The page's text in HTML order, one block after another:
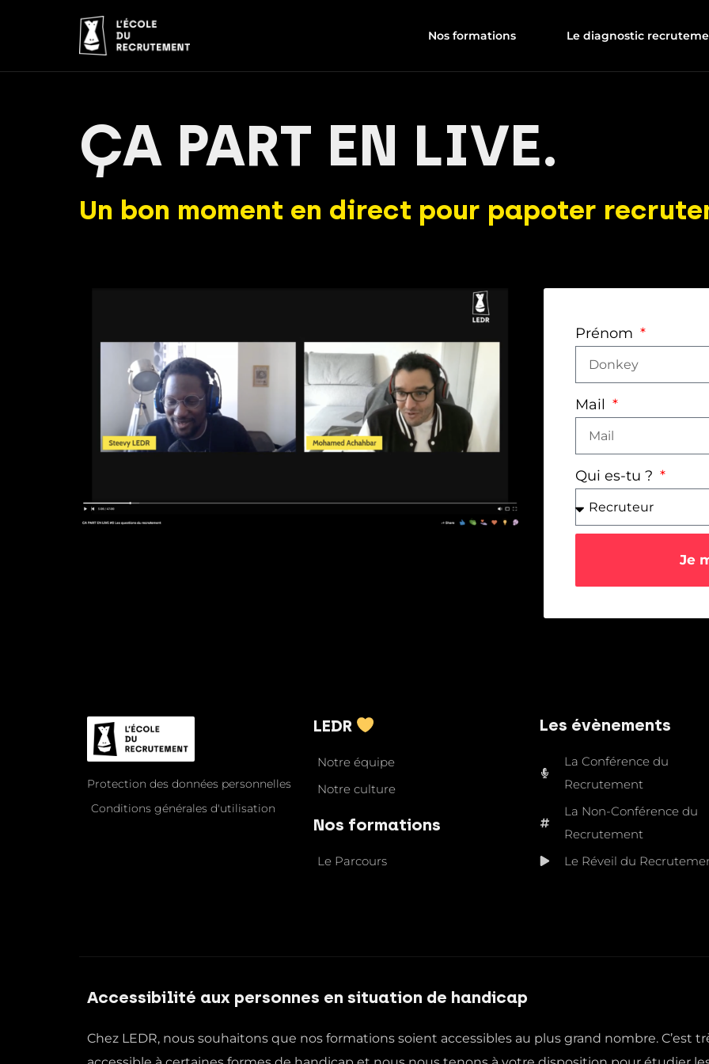
Nos formations Le diagnostic
ÇA PART EN LIVE.
Un bon moment en direct pour papoter
Prénom
Mail
Qui es-tu ?
Je
Protection des données personnelles
Conditions générales d'utilisation
LEDR
Notre équipe
Notre culture
Nos formations
Le Parcours
Les évènements
La Conférence du
Recrutement
La Non-Conférence du
Recrutement
Le Réveil du
Accessibilité aux personnes en situation de handicap
Chez LEDR, nous souhaitons que nos formations soient accessibles au plus grand nombre. C’est